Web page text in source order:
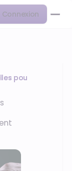
Connexion
pour les…